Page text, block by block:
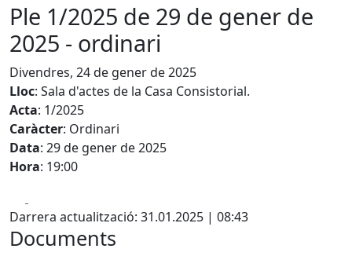
Ple 1/2025 de 29 de gener de
2025 - ordinari
Divendres, 24 de gener de 2025
Lloc: Sala d'actes de la Casa Consistorial.
Acta: 1/2025
Caràcter: Ordinari
Data: 29 de gener de 2025
Hora: 19:00
Darrera actualització: 31.01.2025 | 08:43
Documents